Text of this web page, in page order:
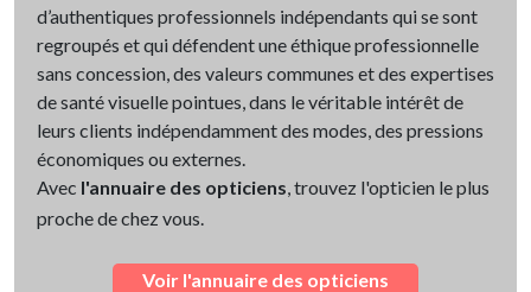
d’authentiques professionnels indépendants qui se sont
regroupés et qui défendent une éthique professionnelle
sans concession, des valeurs communes et des expertises
de santé visuelle pointues, dans le véritable intérêt de
leurs clients indépendamment des modes, des pressions
économiques ou externes.
Avec l'annuaire des opticiens , trouvez l'opticien le plus
proche de chez vous.
Voir l'annuaire des opticiens